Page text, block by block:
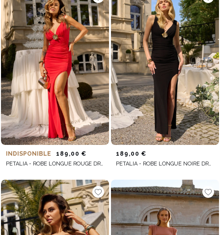
INDISPONIBLE 189,00 €
PETALIA - ROBE LONGUE ROUGE DRAPÉE
189,00 €
PETALIA - ROBE LONGUE NOIRE DRAPÉE